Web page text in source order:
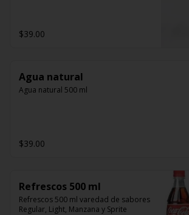
$39.00
Agua natural
Agua natural 500 ml
$39.00
Refrescos 500 ml
Refrescos 500 ml varedad de sabores
Regular, Light, Manzana y Sprite